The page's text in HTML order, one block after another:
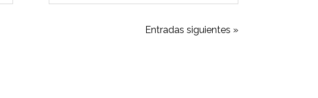
Entradas siguientes »